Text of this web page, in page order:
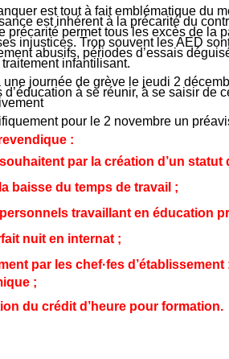
est tout à fait emblématique du
est inhérent à la précarité du
précarité permet tous les excès de la
injustices. Trop souvent les AED
abusifs, périodes d’essais
infantilisant.
journée de grève le jeudi 2
à se réunir, à se saisir de
pour le 2 novembre un
:
par la création d’un statut
baisse du temps de travail ;
travaillant en éducation
nuit en internat ;
par les chef·fes
;
du crédit d’heure pour formation.